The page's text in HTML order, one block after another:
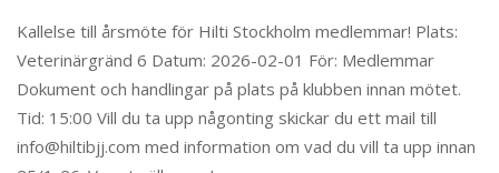
Kallelse till årsmöte för Hilti Stockholm medlemmar! Plats:
Veterinärgränd 6 Datum: 2026-02-01 För: Medlemmar
Dokument och handlingar på plats på klubben innan mötet.
Tid: 15:00 Vill du ta upp någonting skickar du ett mail till
info@hiltibjj.com med information om vad du vill ta upp innan